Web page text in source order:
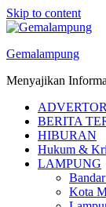
Skip to content
Gemalampung
Menyajikan
BERITA
HIBURAN
Hukum &
LAMPUNG
Kota